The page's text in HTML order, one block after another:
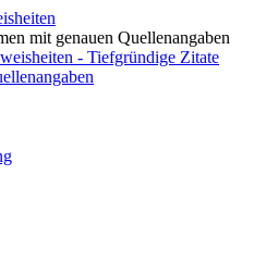
mit genauen Quellenangaben